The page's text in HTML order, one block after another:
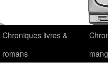
Chroniques livres &
romans